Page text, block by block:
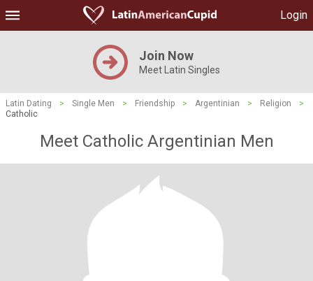
Login
Join Now
Meet Latin Singles
Latin Dating > Single Men > Friendship > Argentinian > Religion
>
Catholic
Meet Catholic Argentinian Men